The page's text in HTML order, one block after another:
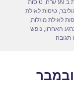
ש"ח ,טיסות
,טיסות לאילת
לאילת מוזלות,
האחרון, נופש
תגובה